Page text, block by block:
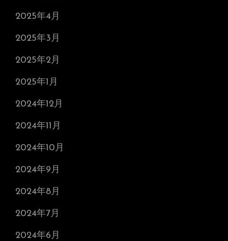
2025年4月
2025年3月
2025年2月
2025年1月
2024年12月
2024年11月
2024年10月
2024年9月
2024年8月
2024年7月
2024年6月